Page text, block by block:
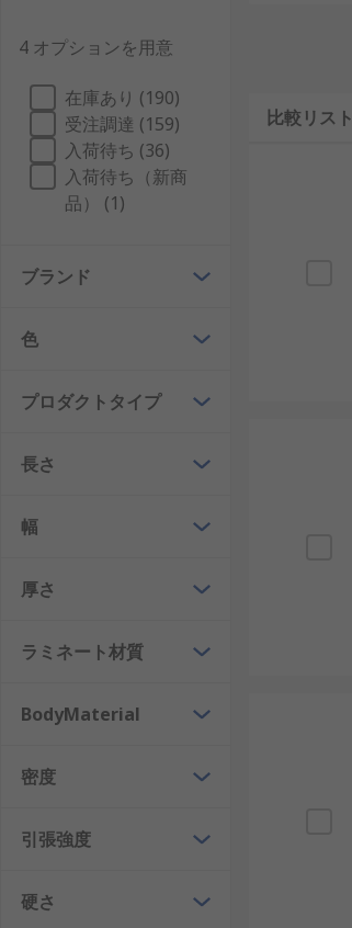
自動車産業
航空宇宙技術
プラスチックシートは、さまざまな
に、 必要なサイズに切断することもで
プラスチックシートの種類
(別
途をはじめ、日常的な用途やプロジ
ポリメチルメタアクリレート
ポリ塩化ビニール
(PVC)には、 硬質
などに使用されています。軟質タイ
のため、日常的用途に最も広く使わ
は、防湿
穴あきプラスチックシート
には、さ
4 オプションを用意
在庫あり (190)
受注調達 (159)
入荷待ち (36)
入荷待ち（新商
品） (1)
ブランド
色
プロダクトタイプ
長さ
幅
厚さ
ラミネート材質
BodyMaterial
密度
引張強度
硬さ
比較リスト